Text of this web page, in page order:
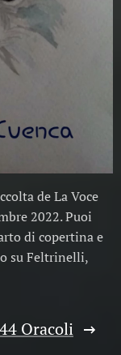
de La Voce
2022. Puoi
di copertina e
su Feltrinelli,
Oracoli